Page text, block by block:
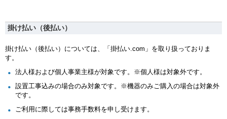
掛け払い（後払い）
掛け払い（後払い）については、「掛払い.com」を取り扱っておりま
す。
法人様および個人事業主様が対象です。※個人様は対象外です。
設置工事込みの場合のみ対象です。※機器のみご購入の場合は対象外
です。
ご利用に際しては事務手数料を申し受けます。